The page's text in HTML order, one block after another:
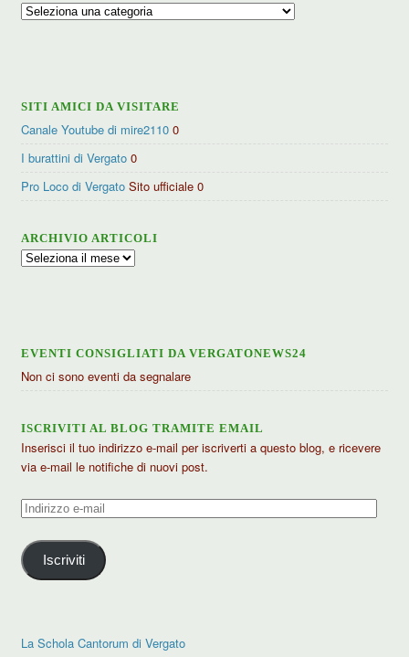
Ricerca
SITI AMICI DA VISITARE
Canale Youtube di mire2110 0
I burattini di Vergato 0
Pro Loco di Vergato Sito ufficiale 0
ARCHIVIO ARTICOLI
Archivio
EVENTI CONSIGLIATI DA VERGATONEWS24
Non ci sono eventi da segnalare
ISCRIVITI AL BLOG TRAMITE EMAIL
Inserisci il tuo indirizzo e-mail per iscriverti a questo blog, e ricevere
via e-mail le notifiche di nuovi post.
Indirizzo
mail
Iscriviti
La Schola Cantorum di Vergato